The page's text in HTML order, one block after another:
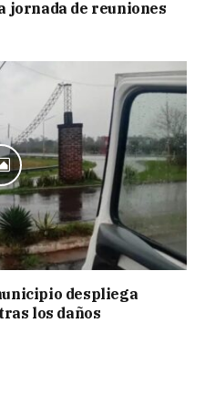
jornada de reuniones
despliega
los daños